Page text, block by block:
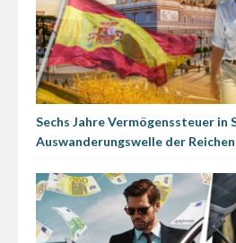
Sechs Jahre Vermögenssteuer in
Auswanderungswelle der